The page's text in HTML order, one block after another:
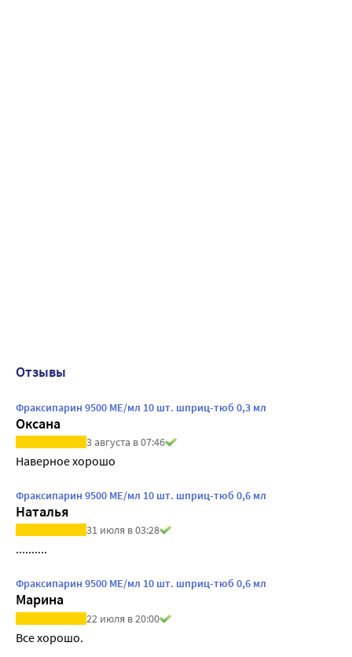
Отзывы
Фраксипарин 9500 МЕ/мл 10 шт. шприц-тюб 0,3 мл
Оксана
3 августа в 07:46
Наверное хорошо
Фраксипарин 9500 МЕ/мл 10 шт. шприц-тюб 0,6 мл
Наталья
31 июля в 03:28
..........
Фраксипарин 9500 МЕ/мл 10 шт. шприц-тюб 0,6 мл
Марина
22 июля в 20:00
Все хорошо.